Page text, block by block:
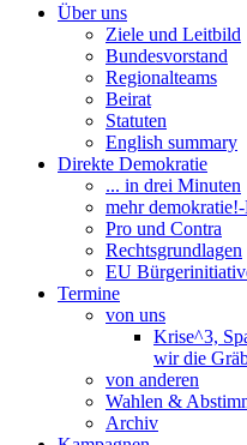
Über uns
Ziele und Leitbild
Bundesvorstand
Regionalteams
Beirat
Statuten
English summary
Direkte Demokratie
... in drei Minuten
mehr
Pro und Contra
Rechtsgrundlagen
EU
Termine
von uns
Krise^3,
wir die
von anderen
Wahlen &
Archiv